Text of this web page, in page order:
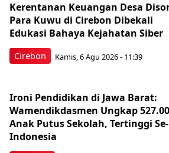
Cirebon
Kerentanan Keuangan Desa
Para Kuwu di Cirebon Dibekali
Edukasi Bahaya Kejahatan Siber
Kamis, 6 Agu 2026 - 11:39
Ironi Pendidikan di Jawa Barat:
Wamendikdasmen Ungkap
Anak Putus Sekolah, Tertinggi Se-
Indonesia